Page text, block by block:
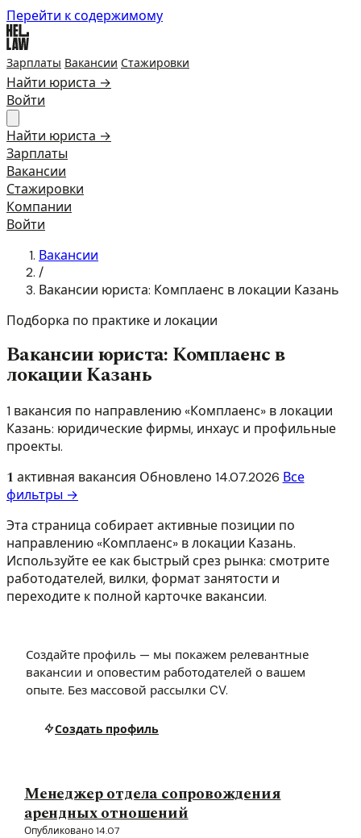
Перейти к содержимому
Зарплаты Вакансии Стажировки
Найти юриста →
Войти
Найти юриста →
Зарплаты
Вакансии
Стажировки
Компании
Войти
Вакансии
/
Вакансии юриста: Комплаенс в локации Казань
Подборка по практике и локации
Вакансии юриста: Комплаенс в
локации Казань
1 вакансия по направлению «Комплаенс» в локации
Казань: юридические фирмы, инхаус и профильные
проекты.
1 активная вакансия Обновлено 14.07.2026 Все
фильтры →
Эта страница собирает активные позиции по
направлению «Комплаенс» в локации Казань.
Используйте ее как быстрый срез рынка: смотрите
работодателей, вилки, формат занятости и
переходите к полной карточке вакансии.
Создайте профиль — мы покажем релевантные
вакансии и оповестим работодателей о вашем
опыте. Без массовой рассылки CV.
Создать профиль
Менеджер отдела сопровождения
арендных отношений
Опубликовано 14.07